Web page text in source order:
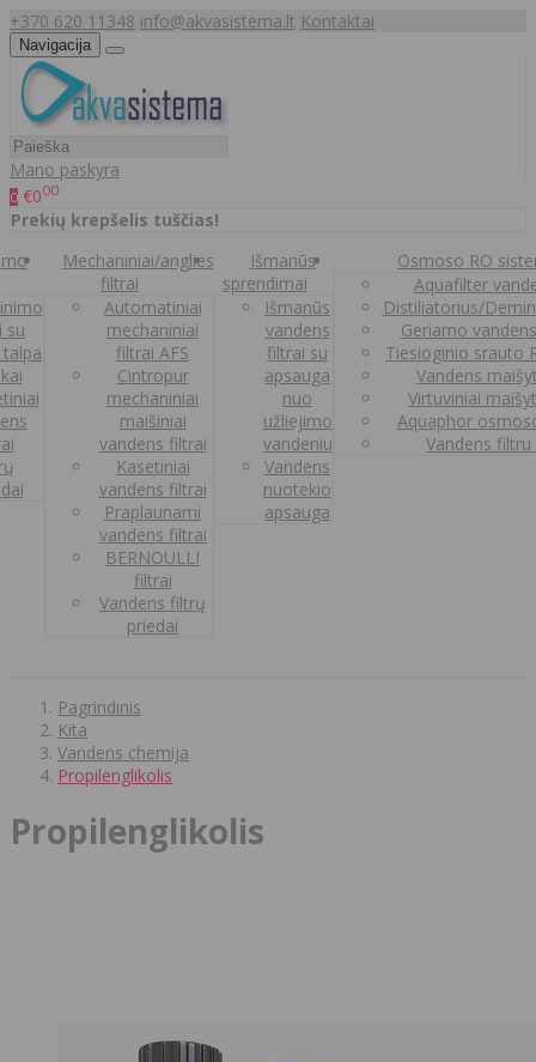
+370 620 11348 info@akvasistema.lt Kontaktai
Navigacija
Mano paskyra
0 €000
Prekių krepšelis tuščias!
su
Mechaniniai/anglies
filtrai
Automatiniai
mechaniniai
filtrai AFS
Cintropur
mechaniniai
maišiniai
vandens filtrai
Kasetiniai
vandens filtrai
Praplaunami
vandens filtrai
BERNOULLI
filtrai
Vandens filtrų
priedai
Išmanūs
sprendimai
Išmanūs
vandens
filtrai su
apsauga
nuo
užliejimo
vandeniu
Vandens
nuotekio
apsauga
Osmoso RO
Aquafilter
Distiliatorius/
Geriamo
Tiesioginio srauto
Vandens
Virtuviniai
Aquaphor
Vandens filtru
Pagrindinis
Kita
Vandens chemija
Propilenglikolis
Propilenglikolis